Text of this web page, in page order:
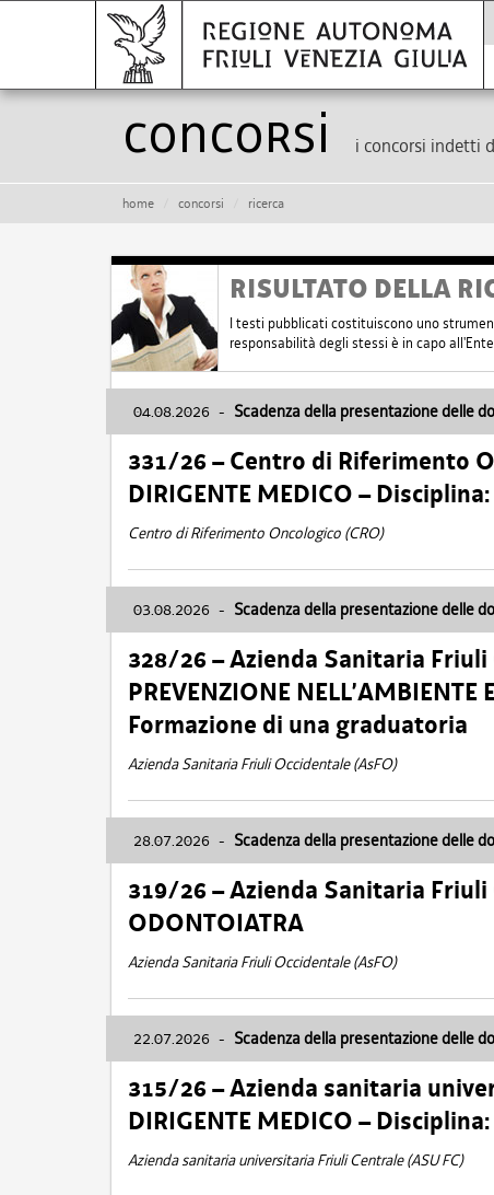
Concorsi i concorsi indetti
home concorsi ricerca
RISULTATO DELLA
I testi pubblicati costituiscono uno
responsabilità degli stessi è in capo
04.08.2026 - Scadenza della presentazione delle
331/26 – Centro di Riferimento
DIRIGENTE MEDICO –
Centro di Riferimento Oncologico (CRO)
03.08.2026 - Scadenza della presentazione delle
328/26 – Azienda Sanitaria Friuli
PREVENZIONE
Formazione di una graduatoria
Azienda Sanitaria Friuli Occidentale (AsFO)
28.07.2026 - Scadenza della presentazione delle
319/26 – Azienda Sanitaria Friuli
ODONTOIATRA
Azienda Sanitaria Friuli Occidentale (AsFO)
22.07.2026 - Scadenza della presentazione delle
315/26 – Azienda sanitaria
DIRIGENTE MEDICO –
Azienda sanitaria universitaria Friuli Centrale (ASU FC)